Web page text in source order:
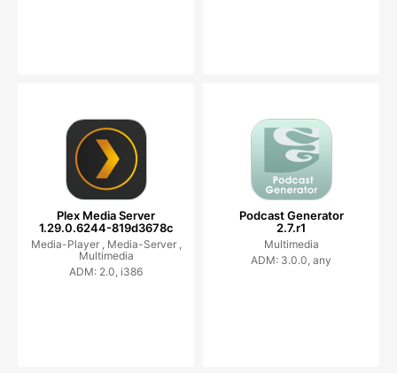
Plex Media Server
1.29.0.6244-819d3678c
Media-Player , Media-Server ,
Multimedia
ADM: 2.0, i386
Podcast Generator
2.7.r1
Multimedia
ADM: 3.0.0, any